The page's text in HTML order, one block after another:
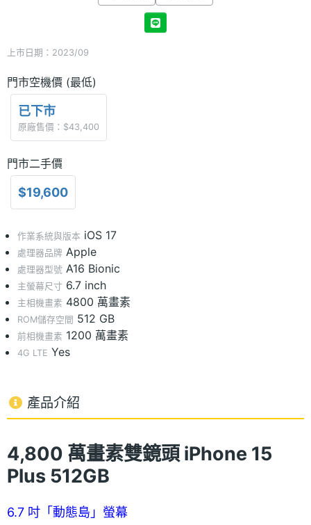
上市日期：2023/09
門市空機價 (最低)
已下市
原廠售價：$43,400
門市二手價
$19,600
作業系統與版本 iOS 17
處理器品牌 Apple
處理器型號 A16 Bionic
主螢幕尺寸 6.7 inch
主相機畫素 4800 萬畫素
ROM儲存空間 512 GB
前相機畫素 1200 萬畫素
4G LTE Yes
產品介紹
4,800 萬畫素雙鏡頭 iPhone 15
Plus 512GB
6.7 吋「動態島」螢幕